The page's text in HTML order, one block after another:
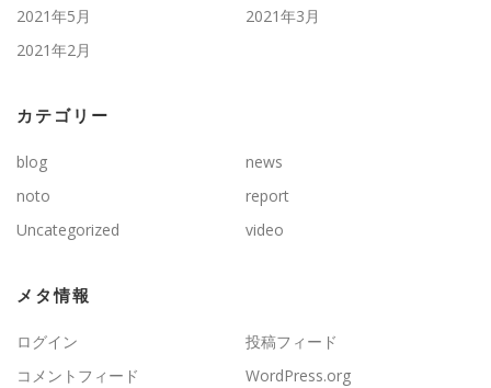
2021年5月
2021年3月
2021年2月
カテゴリー
blog
news
noto
report
Uncategorized
video
メタ情報
ログイン
投稿フィード
コメントフィード
WordPress.org